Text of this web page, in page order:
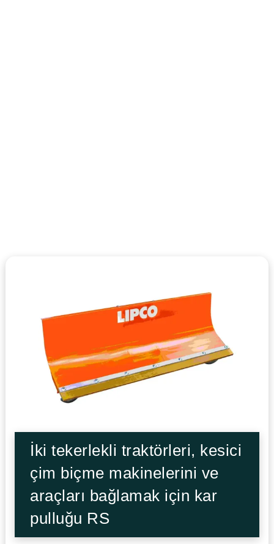
İki tekerlekli traktörleri, kesici
çim biçme makinelerini ve
araçları bağlamak için kar
pulluğu RS